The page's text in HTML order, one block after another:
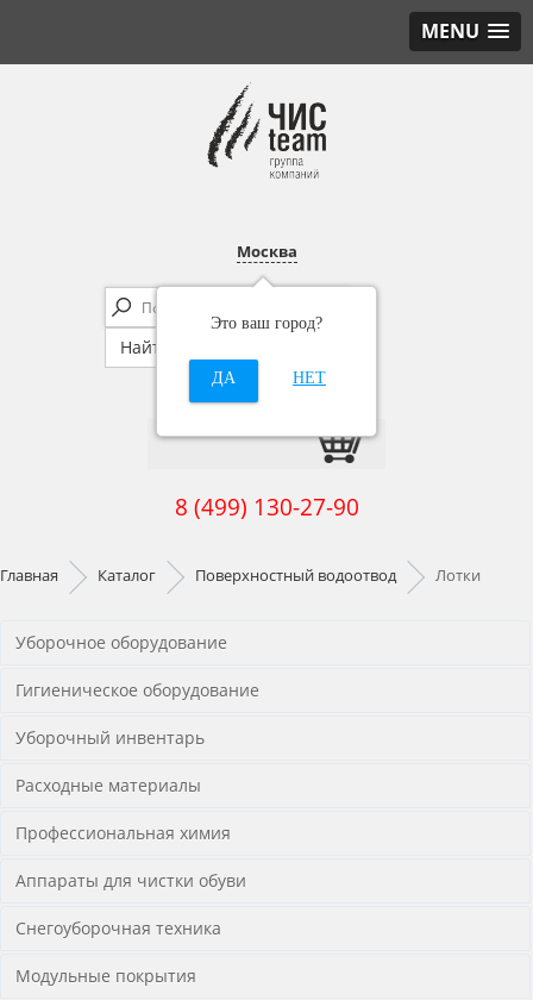
MENU
Москва
Это ваш город?
ДА НЕТ
8 (499) 130-27-90
Главная Каталог Поверхностный водоотвод Лотки
Уборочное оборудование
Гигиеническое оборудование
Уборочный инвентарь
Расходные материалы
Профессиональная химия
Аппараты для чистки обуви
Снегоуборочная техника
Модульные покрытия